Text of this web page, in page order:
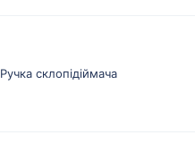
Ручка склопідіймача